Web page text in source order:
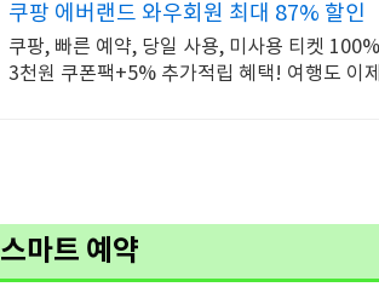
쿠팡 에버랜드 와우회원 최대 87% 할인
쿠팡, 빠른 예약, 당일 사용, 미사용 티켓
3천원 쿠폰팩+5% 추가적립 혜택! 여행도 이
스마트 예약